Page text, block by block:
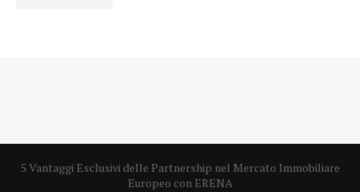
5 Vantaggi Esclusivi delle Partnership nel Mercato Immobiliare
Europeo con ERENA